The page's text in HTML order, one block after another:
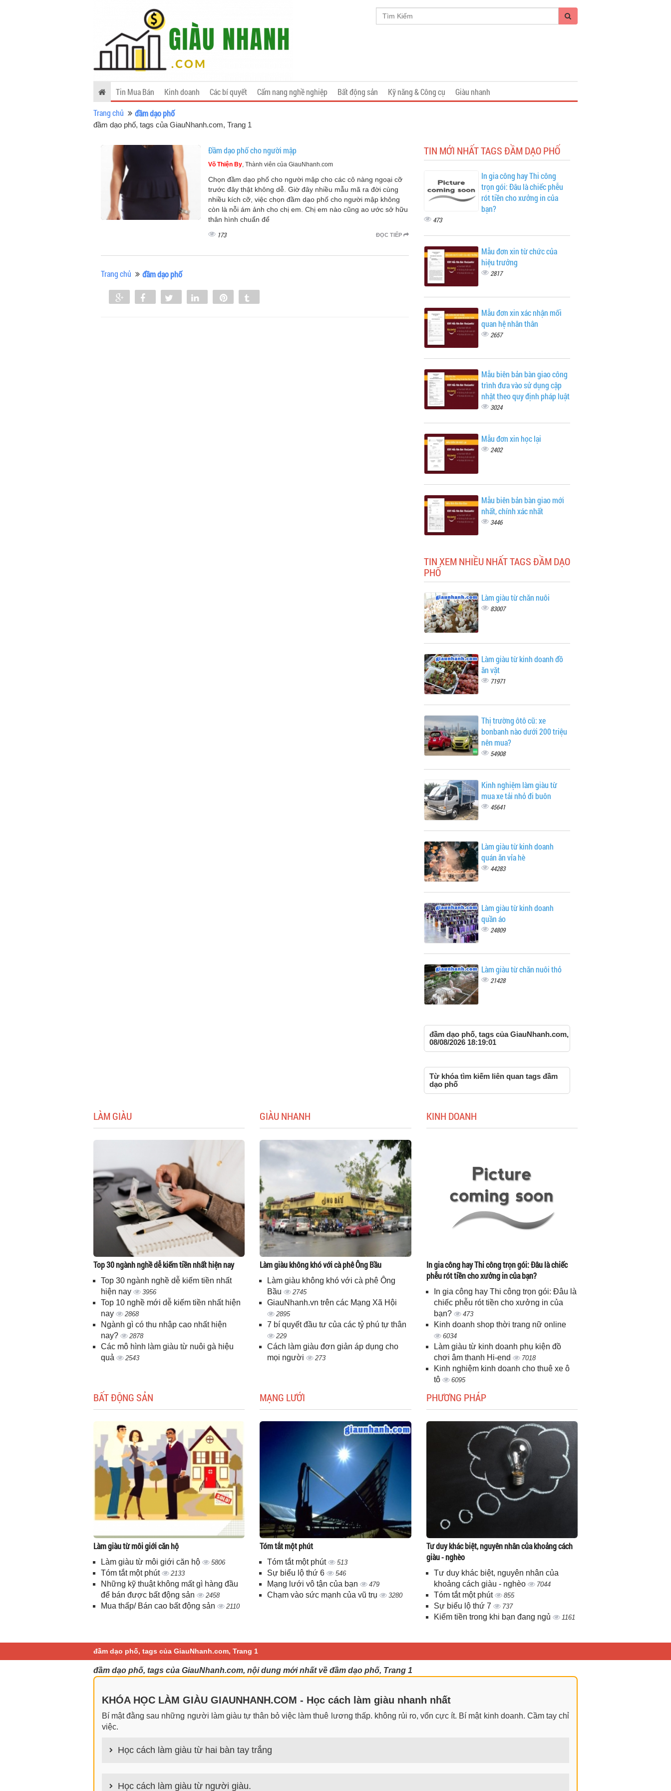
Tin Mua Bán Kinh doanh Các bí quyết Cẩm nang nghề nghiệp Bất động sản Kỹ năng & Công cụ
Giàu nhanh
Trang chủ
đầm dạo phố
đầm dạo phố, tags của GiauNhanh.com, Trang 1
Đầm dạo phố cho người mập
Võ Thiện By, Thành viên của GiauNhanh.com
Chọn đầm dạo phố cho người mập cho các cô nàng ngoại cỡ
trước đây thật không dễ. Giờ đây nhiều mẫu mã ra đời cùng
nhiều kích cỡ, việc chọn đầm dạo phố cho người mập không
còn là nỗi ám ảnh cho chị em. Chị em nào cũng ao ước sở hữu
thân hình chuẩn để
ĐỌC TIẾP
173
Trang chủ đầm dạo phố
Share Share Tweet Share
TIN MỚI NHẤT TAGS ĐẦM DẠO PHỐ
In gia công hay Thi công
trọn gói: Đâu là chiếc phễu
rót tiền cho xưởng in của
bạn?
473
Mẫu đơn xin từ chức của
hiệu trưởng
2817
Mẫu đơn xin xác nhận mối
quan hệ nhân thân
2657
Mẫu biên bản bàn giao công
trình đưa vào sử dụng cập
nhật theo quy định pháp luật
3024
Mẫu đơn xin học lại
2402
Mẫu biên bản bàn giao mới
nhất, chính xác nhất
3446
TIN XEM NHIỀU NHẤT TAGS ĐẦM DẠO
PHỐ
Làm giàu từ chăn nuôi
83007
Làm giàu từ kinh doanh đồ
ăn vặt
71971
Thị trường ôtô cũ: xe
bonbanh nào dưới 200 triệu
nên mua?
54908
Kinh nghiệm làm giàu từ
mua xe tải nhỏ đi buôn
45641
Làm giàu từ kinh doanh
quán ăn vỉa hè
44283
Làm giàu từ kinh doanh
quần áo
24809
Làm giàu từ chăn nuôi thỏ
21428
đầm dạo phố, tags của GiauNhanh.com,
08/08/2026 18:19:01
Từ khóa tìm kiếm liên quan tags đầm
dạo phố
LÀM GIÀU
Top 30 ngành nghề dễ kiếm tiền nhất hiện nay
Top 30 ngành nghề dễ kiếm tiền nhất
hiện nay
3956
Top 10 nghề mới dễ kiếm tiền nhất hiện
nay
2868
Ngành gì có thu nhập cao nhất hiện
nay?
2878
Các mô hình làm giàu từ nuôi gà hiệu
quả
2543
GIÀU NHANH
Làm giàu không khó với cà phê Ông Bầu
Làm giàu không khó với cà phê Ông
Bầu
2745
GiauNhanh.vn trên các Mạng Xã Hội
2895
7 bí quyết đầu tư của các tỷ phú tự thân
229
Cách làm giàu đơn giản áp dụng cho
mọi người
273
KINH DOANH
In gia công hay Thi công trọn gói: Đâu là chiếc
phễu rót tiền cho xưởng in của bạn?
In gia công hay Thi công trọn gói: Đâu là
chiếc phễu rót tiền cho xưởng in của
bạn?
473
Kinh doanh shop thời trang nữ online
6034
Làm giàu từ kinh doanh phụ kiện đồ
chơi âm thanh Hi-end
7018
Kinh nghiệm kinh doanh cho thuê xe ô
tô
6095
BẤT ĐỘNG SẢN
Làm giàu từ môi giới căn hộ
Làm giàu từ môi giới căn hộ 5806
Tóm tắt một phút 2133
Những kỹ thuật không mất gì hàng đầu
để bán được bất động sản
2458
Mua thấp/ Bán cao bất động sản 2110
MẠNG LƯỚI
Tóm tắt một phút
Tóm tắt một phút 513
Sự biểu lộ thứ 6 546
Mạng lưới vô tận của bạn 479
Chạm vào sức mạnh của vũ trụ 3280
PHƯƠNG PHÁP
Tư duy khác biệt, nguyên nhân của khoảng cách
giàu - nghèo
Tư duy khác biệt, nguyên nhân của
khoảng cách giàu - nghèo
7044
Tóm tắt một phút 855
Sự biểu lộ thứ 7 737
Kiếm tiền trong khi bạn đang ngủ 1161
đầm dạo phố, tags của GiauNhanh.com, Trang 1
đầm dạo phố, tags của GiauNhanh.com, nội dung mới nhất về đầm dạo phố, Trang 1
KHÓA HỌC LÀM GIÀU GIAUNHANH.COM - Học cách làm giàu nhanh nhất
Bí mật đằng sau những người làm giàu tự thân bỏ việc làm thuê lương thấp. không rủi ro, vốn cực ít. Bí mật kinh doanh. Cầm tay chỉ
việc.
Học cách làm giàu từ hai bàn tay trắng
Học cách làm giàu từ người giàu.